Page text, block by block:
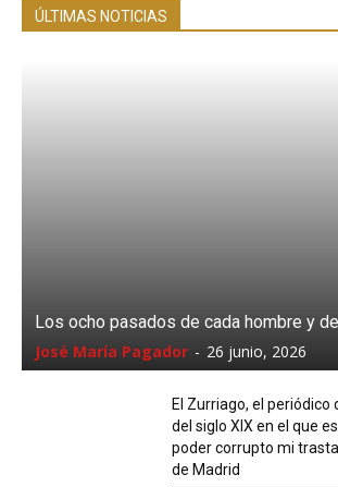
ÚLTIMAS NOTICIAS
Los ocho pasados de cada hombre y
José María Pagador - 26 junio, 2026
El Zurriago, el
del siglo XIX en el que
poder corrupto mi
de Madrid